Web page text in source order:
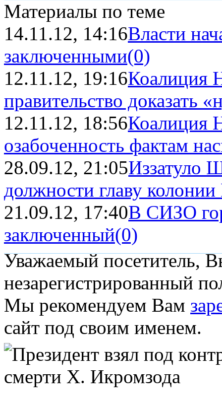
Материалы по теме
14.11.12, 14:16Власти
заключенными(0)
12.11.12, 19:16Коалиция
правительство доказать
12.11.12, 18:56Коалиция
озабоченность фактам
28.09.12, 21:05Иззатуло
должности главу
21.09.12, 17:40В СИЗО
заключенный(0)
Уважаемый посетитель,
незарегистрированный
Мы рекомендуем Вам
сайт под своим именем.